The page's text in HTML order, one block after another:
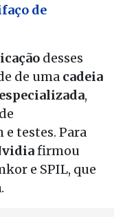
de
desses
de uma cadeia
,
testes. Para
firmou
e SPIL, que